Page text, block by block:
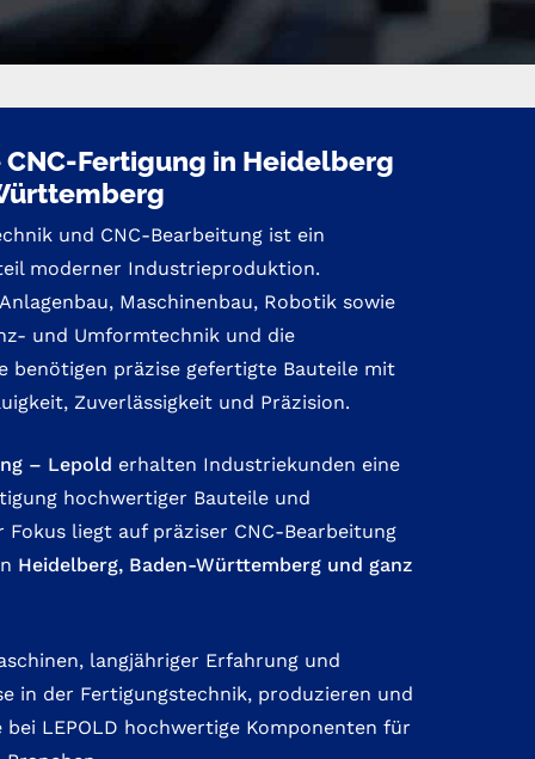
Fertigung in Heidelberg
und CNC-Bearbeitung ist ein
moderner Industrieproduktion.
Maschinenbau, Robotik sowie
und Umformtechnik und die
benötigen präzise gefertigte Bauteile mit
Zuverlässigkeit und Präzision.
– Lepold erhalten Industriekunden eine
hochwertiger Bauteile und
Fokus liegt auf präziser CNC-Bearbeitung
Heidelberg, Baden-Württemberg und ganz
langjähriger Erfahrung und
in der Fertigungstechnik, produzieren und
LEPOLD hochwertige Komponenten für